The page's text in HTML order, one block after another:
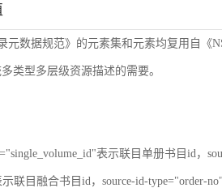
元数据规范》的元素集和元素均复用自
类型多层级资源描述的需要。
表示联目单册书目id，
联目融合书目id，source-id-type="order-